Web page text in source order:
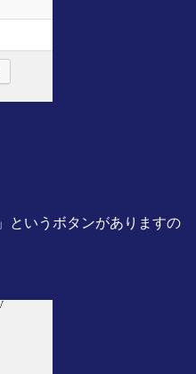
というボタンがありますの